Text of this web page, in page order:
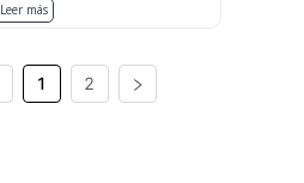
Leer más
1 2